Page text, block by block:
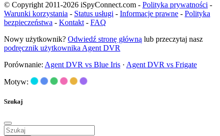
© Copyright 2011-2026 iSpyConnect.com - Polityka prywatności -
Warunki korzystania - Status usługi - Informacje prawne - Polityka
bezpieczeństwa - Kontakt - FAQ
Nowy użytkownik? Odwiedź stronę główną lub przeczytaj nasz
podręcznik użytkownika Agent DVR
Porównanie: Agent DVR vs Blue Iris · Agent DVR vs Frigate
Motyw:
Szukaj